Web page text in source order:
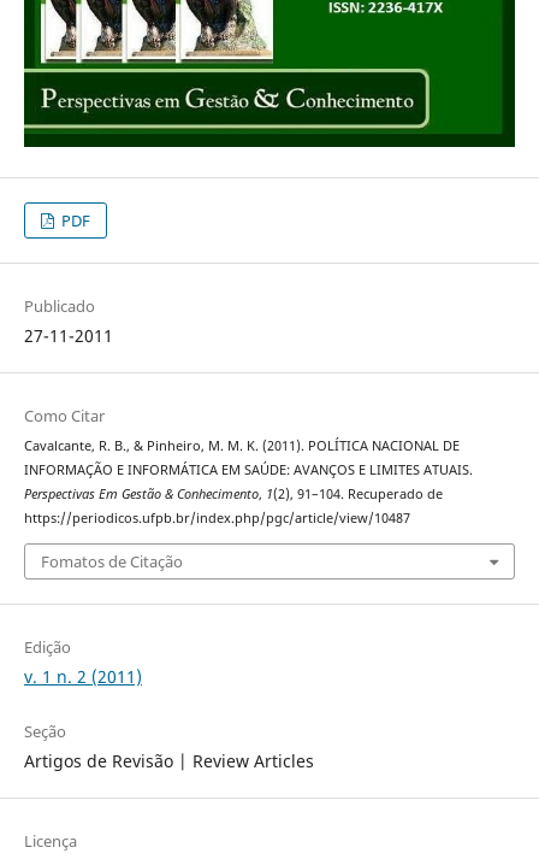
PDF
Publicado
27-11-2011
Como Citar
Cavalcante, R. B., & Pinheiro, M. M. K. (2011). POLÍTICA NACIONAL DE
INFORMAÇÃO E INFORMÁTICA EM SAÚDE: AVANÇOS E LIMITES ATUAIS.
Perspectivas Em Gestão & Conhecimento, 1(2), 91–104. Recuperado de
https://periodicos.ufpb.br/index.php/pgc/article/view/10487
Fomatos de Citação
Edição
v. 1 n. 2 (2011)
Seção
Artigos de Revisão | Review Articles
Licença